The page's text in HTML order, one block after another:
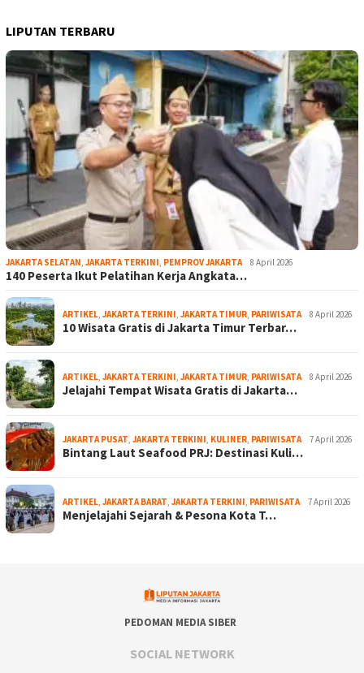
LIPUTAN TERBARU
JAKARTA SELATAN JAKARTA TERKINI PEMPROV JAKARTA 8 April 2026
140 Peserta Ikut Pelatihan Kerja Angkata…
ARTIKEL JAKARTA TERKINI JAKARTA TIMUR PARIWISATA 8 April 2026
10 Wisata Gratis di Jakarta Timur Terbar…
ARTIKEL JAKARTA TERKINI JAKARTA TIMUR PARIWISATA 8 April 2026
Jelajahi Tempat Wisata Gratis di Jakarta…
JAKARTA PUSAT JAKARTA TERKINI KULINER PARIWISATA 7 April 2026
Bintang Laut Seafood PRJ: Destinasi Kuli…
ARTIKEL JAKARTA BARAT JAKARTA TERKINI PARIWISATA 7 April 2026
Menjelajahi Sejarah & Pesona Kota T…
PEDOMAN MEDIA SIBER
SOCIAL NETWORK